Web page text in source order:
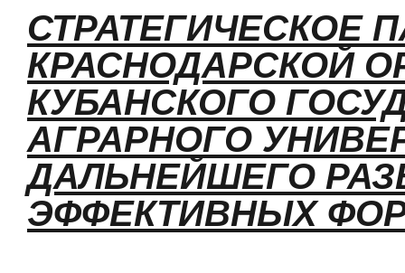
СТРАТЕГИЧЕСКОЕ
КРАСНОДАРСКОЙ
КУБАНСКОГО
АГРАРНОГО
ДАЛЬНЕЙШЕГО
ЭФФЕКТИВНЫХ